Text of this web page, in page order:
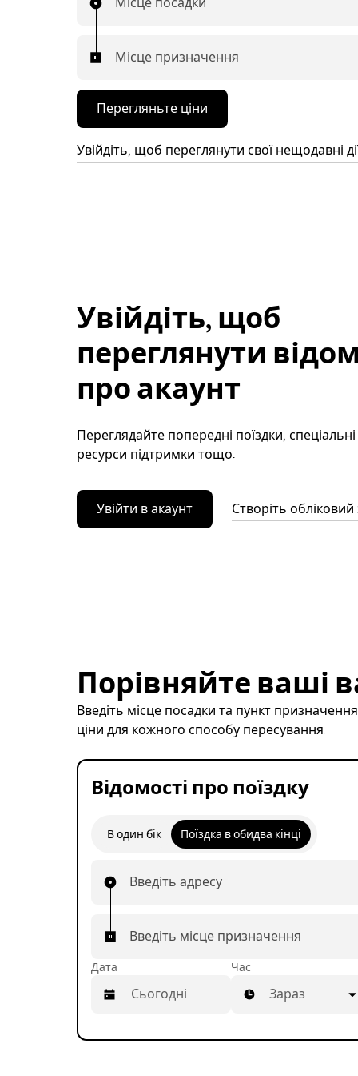
Місце призначення
Перегляньте ціни
Увійдіть, щоб переглянути свої нещодавні
Увійдіть, щоб
переглянути
про акаунт
Переглядайте попередні поїздки,
ресурси підтримки тощо.
Увійти в акаунт Створіть обліковий
Порівняйте ваші
Введіть місце посадки та пункт
ціни для кожного способу пересування.
Відомості про поїздку
В один бік Поїздка в обидва кінці
Введіть адресу
Введіть місце призначення
Дата Час
Зараз